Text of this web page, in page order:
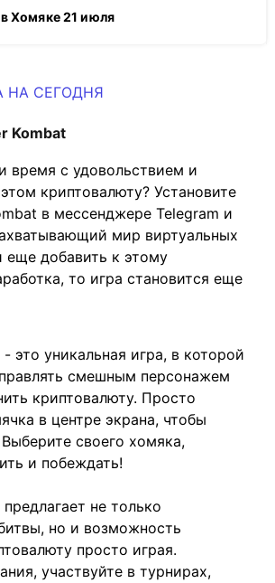
Хомяке 21 июля
НА СЕГОДНЯ
Kombat
время с удовольствием и
криптовалюту? Установите
в мессенджерe Telegram и
мир виртуальных
еще добавить к этому
то игра становится еще
это уникальная игра, в которой
смешным персонажем
криптовалюту. Просто
в центре экрана, чтобы
Выберите своего хомяка,
и побеждать!
не только
но и возможность
просто играя.
участвуйте в турнирах,